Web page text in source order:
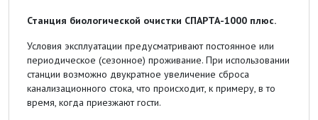
Станция биологической очистки СПАРТА-1000 плюс.
Условия эксплуатации предусматривают постоянное или
периодическое (сезонное) проживание. При использовании
станции возможно двукратное увеличение сброса
канализационного стока, что происходит, к примеру, в то
время, когда приезжают гости.